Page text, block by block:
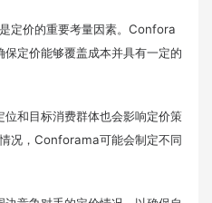
定价的重要考量因素。Confora
定价能够覆盖成本并具有一定的
和目标消费群体也会影响定价策
况，Conforama可能会制定不同